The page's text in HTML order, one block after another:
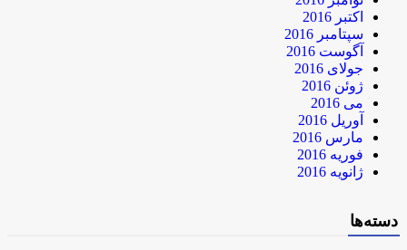
اکتبر 2016
سپتامبر 2016
آگوست 2016
جولای 2016
ژوئن 2016
می 2016
آوریل 2016
مارس 2016
فوریه 2016
ژانویه 2016
دسته‌ها